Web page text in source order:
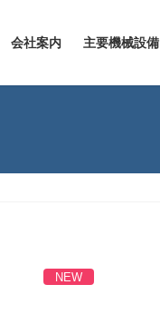
会社案内 主要機械設備
NEW